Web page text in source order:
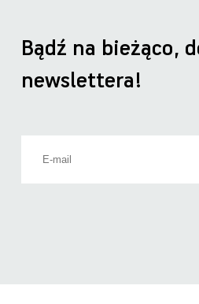
Bądź na bieżąco,
newslettera!